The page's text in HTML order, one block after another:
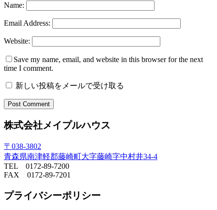
Name:
Email Address:
Website:
Save my name, email, and website in this browser for the next
time I comment.
新しい投稿をメールで受け取る
株式会社メイプルハウス
〒038-3802
青森県南津軽郡藤崎町大字藤崎字中村井34-4
TEL 0172-89-7200
FAX 0172-89-7201
プライバシーポリシー